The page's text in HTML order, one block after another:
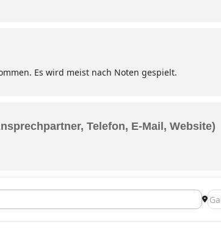
Es wird meist nach Noten gespielt.
Telefon, E-Mail, Website)